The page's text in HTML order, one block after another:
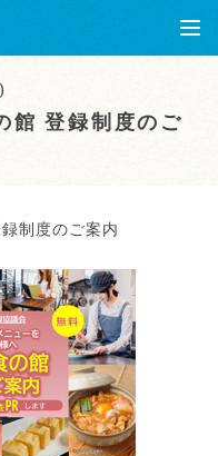
館 登録制度のご
制度のご案内